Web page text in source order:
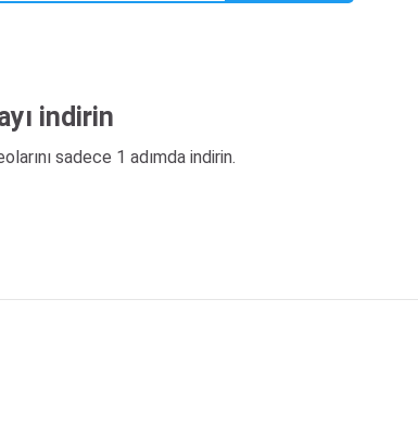
indirin
sadece 1 adımda indirin.